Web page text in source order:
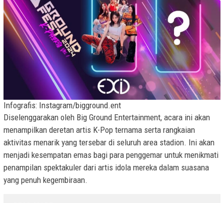
Infografis: Instagram/bigground.ent
Diselenggarakan oleh Big Ground Entertainment, acara ini akan
menampilkan deretan artis K-Pop ternama serta rangkaian
aktivitas menarik yang tersebar di seluruh area stadion. Ini akan
menjadi kesempatan emas bagi para penggemar untuk menikmati
penampilan spektakuler dari artis idola mereka dalam suasana
yang penuh kegembiraan.